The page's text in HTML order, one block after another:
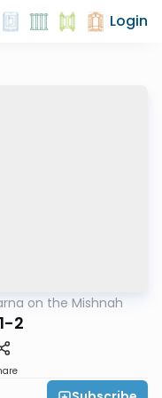
Login
on the Mishnah
2